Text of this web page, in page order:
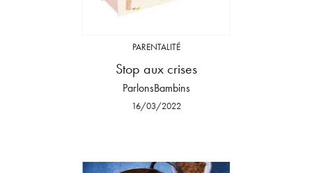
PARENTALITÉ
Stop aux crises
ParlonsBambins
16/03/2022